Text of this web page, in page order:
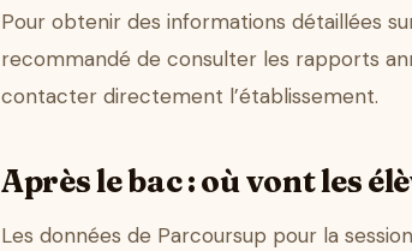
Pour obtenir des informations détaillées
recommandé de consulter les rapports
contacter directement l’établissement.
Après le bac : où vont les
Les données de Parcoursup pour la